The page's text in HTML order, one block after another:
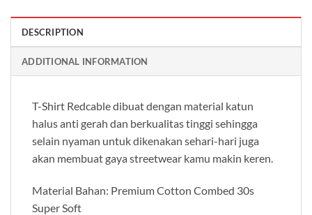
DESCRIPTION
ADDITIONAL INFORMATION
T-Shirt Redcable dibuat dengan material katun
halus anti gerah dan berkualitas tinggi sehingga
selain nyaman untuk dikenakan sehari-hari juga
akan membuat gaya streetwear kamu makin keren.
Material Bahan: Premium Cotton Combed 30s
Super Soft